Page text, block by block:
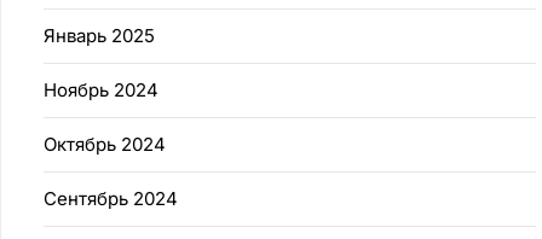
Январь 2025
Ноябрь 2024
Октябрь 2024
Сентябрь 2024